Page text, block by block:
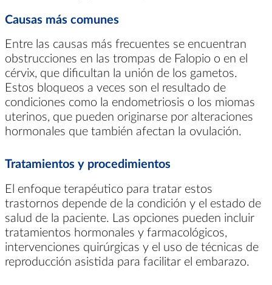
Causas más comunes
Entre las causas más frecuentes se encuentran
obstrucciones en las trompas de Falopio o en el
cérvix, que dificultan la unión de los gametos.
Estos bloqueos a veces son el resultado de
condiciones como la endometriosis o los miomas
uterinos, que pueden originarse por alteraciones
hormonales que también afectan la ovulación.
Tratamientos y procedimientos
El enfoque terapéutico para tratar estos
trastornos depende de la condición y el estado de
salud de la paciente. Las opciones pueden incluir
tratamientos hormonales y farmacológicos,
intervenciones quirúrgicas y el uso de técnicas de
reproducción asistida para facilitar el embarazo.